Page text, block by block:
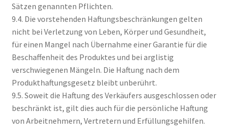
Sätzen genannten Pflichten.
9.4. Die vorstehenden Haftungsbeschränkungen gelten
nicht bei Verletzung von Leben, Körper und Gesundheit,
für einen Mangel nach Übernahme einer Garantie für die
Beschaffenheit des Produktes und bei arglistig
verschwiegenen Mängeln. Die Haftung nach dem
Produkthaftungsgesetz bleibt unberührt.
9.5. Soweit die Haftung des Verkäufers ausgeschlossen oder
beschränkt ist, gilt dies auch für die persönliche Haftung
von Arbeitnehmern, Vertretern und Erfüllungsgehilfen.